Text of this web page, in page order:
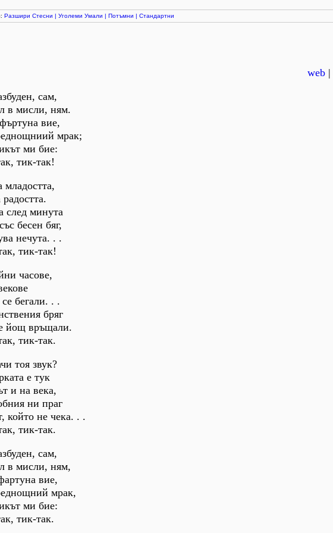
Разшири Стесни | Уголеми Умали | Потъмни | Стандартни
web |
сам,
в мисли, ням.
вие,
мрак;
ми бие:
тик-так!
след минута
бесен бяг,
нечута. . .
тик-так!
часове,
се бегали. . .
бряг
йощ връщали.
тик-так.
тоя звук?
е тук
и на века,
ни праг
който не чека. . .
тик-так.
сам,
в мисли, ням,
вие,
мрак,
ми бие:
тик-так.